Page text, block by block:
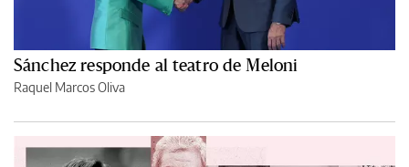
Sánchez responde al teatro de Meloni
Raquel Marcos Oliva